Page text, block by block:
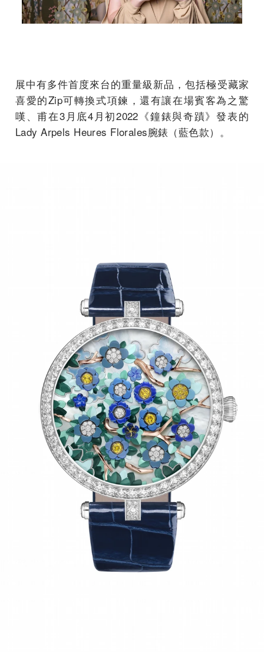
展中有多件首度來台的重量級新品，包括極受藏家
喜愛的Zip可轉換式項鍊，還有讓在場賓客為之驚
嘆、甫在3月底4月初2022《鐘錶與奇蹟》發表的
Lady Arpels Heures Florales腕錶（藍色款）。